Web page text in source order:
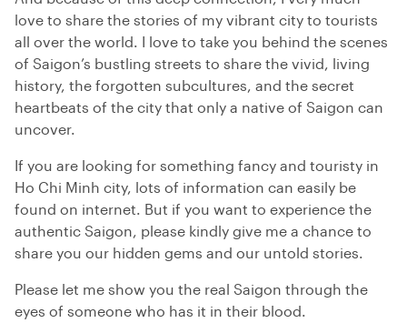
love to share the stories of my vibrant city to tourists
all over the world. I love to take you behind the scenes
of Saigon’s bustling streets to share the vivid, living
history, the forgotten subcultures, and the secret
heartbeats of the city that only a native of Saigon can
uncover.
If you are looking for something fancy and touristy in
Ho Chi Minh city, lots of information can easily be
found on internet. But if you want to experience the
authentic Saigon, please kindly give me a chance to
share you our hidden gems and our untold stories.
Please let me show you the real Saigon through the
eyes of someone who has it in their blood.